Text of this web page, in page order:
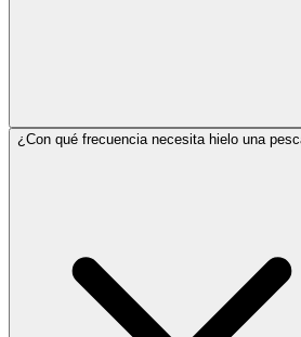
¿Con qué frecuencia necesita hielo una